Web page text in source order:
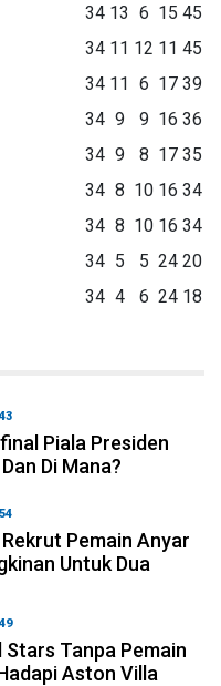
34 13 6 15 45
34 11 12 11 45
34 11 6 17 39
34 9 9 16 36
34 9 8 17 35
34 8 10 16 34
34 8 10 16 34
34 5 5 24 20
34 4 6 24 18
Piala Presiden
Di Mana?
Pemain Anyar
Untuk Dua
Stars Tanpa Pemain
Aston Villa